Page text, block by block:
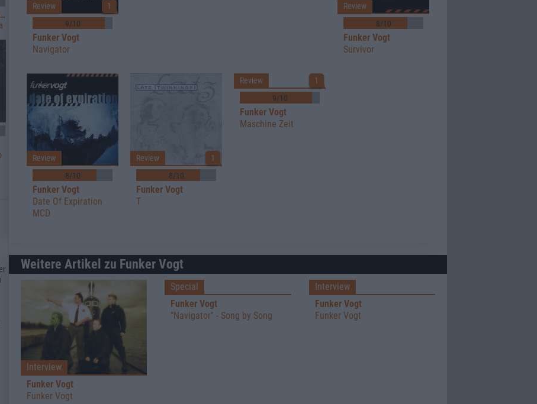
9/10
Review
Funker Vogt
1
Navigator
8/10
Review
Funker Vogt
Survivor
8/10
Review
Funker Vogt
Date Of Expiration
MCD
8/10
Review
Funker Vogt
1
T
9/10
Review
Funker Vogt
1
Maschine Zeit
Weitere Artikel zu Funker Vogt
Interview
Funker Vogt
Funker Vogt
Special
Funker Vogt
"Navigator" - Song by Song
Interview
Funker Vogt
Funker Vogt
Die Apokalyptischen Reiter